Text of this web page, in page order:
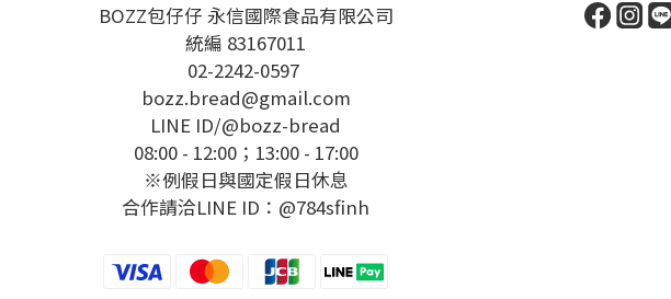
BOZZ包仔仔 永信國際食品有限公司
統編 83167011
02-2242-0597
bozz.bread@gmail.com
LINE ID/@bozz-bread
08:00 - 12:00；13:00 - 17:00
※例假日與國定假日休息
合作請洽LINE ID：@784sfinh